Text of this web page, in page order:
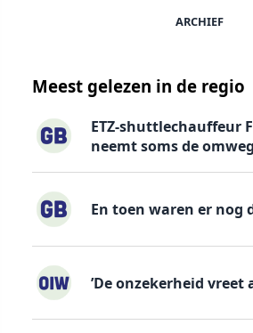
ARCHIEF
Meest gelezen in de regio
ETZ-shuttlechauffeur
neemt soms de
En toen waren er nog
’De onzekerheid vreet